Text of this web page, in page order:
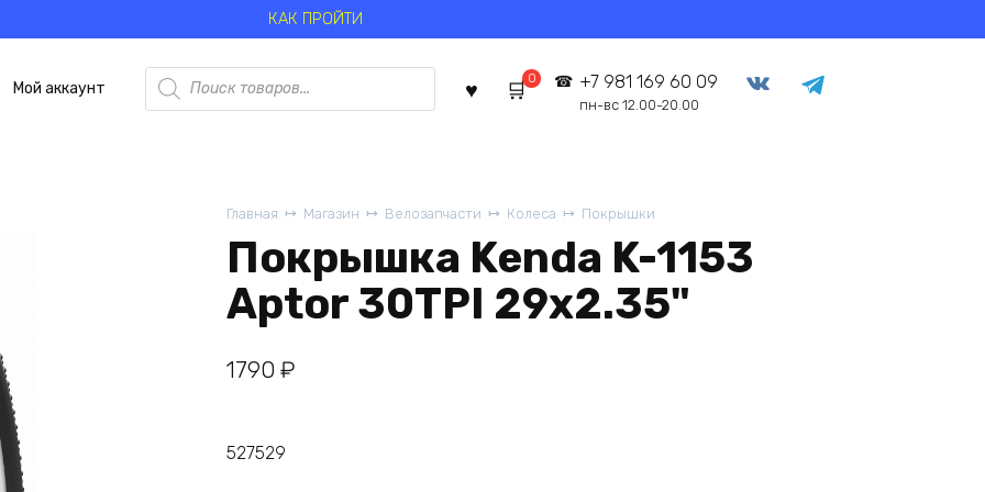
КАК ПРОЙТИ
Мой аккаунт
Поиск
товаров
0 +7 981 169 60 09
пн-вс 12.00-20.00
Главная
Магазин Велозапчасти Колеса Покрышки
Покрышка Kenda K-1153
Aptor 30TPI 29х2.35"
1790 ₽
527529